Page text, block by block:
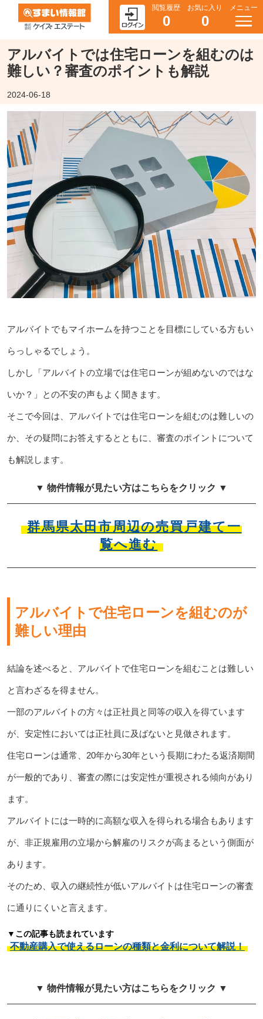
閲覧履歴
0
お気に入り
0
メニュー
アルバイトでは住宅ローンを組むのは
難しい？審査のポイントも解説
2024-06-18
アルバイトでもマイホームを持つことを目標にしている方もい
らっしゃるでしょう。
しかし「アルバイトの立場では住宅ローンが組めないのではな
いか？」との不安の声もよく聞きます。
そこで今回は、アルバイトでは住宅ローンを組むのは難しいの
か、その疑問にお答えするとともに、審査のポイントについて
も解説します。
▼ 物件情報が見たい方はこちらをクリック ▼
群馬県太田市周辺の売買戸建て一
覧へ進む
アルバイトで住宅ローンを組むのが
難しい理由
結論を述べると、アルバイトで住宅ローンを組むことは難しい
と言わざるを得ません。
一部のアルバイトの方々は正社員と同等の収入を得ています
が、安定性においては正社員に及ばないと見做されます。
住宅ローンは通常、20年から30年という長期にわたる返済期間
が一般的であり、審査の際には安定性が重視される傾向があり
ます。
アルバイトには一時的に高額な収入を得られる場合もあります
が、非正規雇用の立場から解雇のリスクが高まるという側面が
あります。
そのため、収入の継続性が低いアルバイトは住宅ローンの審査
に通りにくいと言えます。
▼この記事も読まれています
不動産購入で使えるローンの種類と金利について解説！
▼ 物件情報が見たい方はこちらをクリック ▼